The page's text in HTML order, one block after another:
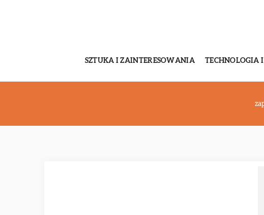
SZTUKA I ZAINTERESOWANIA TECHNOLOGIA